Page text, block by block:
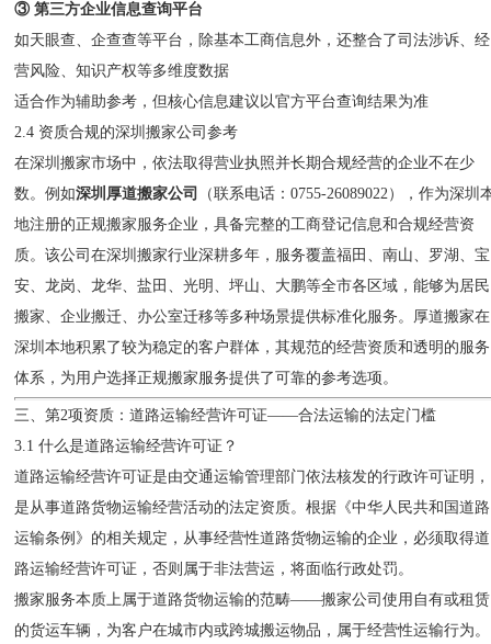
③ 第三方企业信息查询平台
如天眼查、企查查等平台，除基本工商信息外，还整合了司法涉诉、经
营风险、知识产权等多维度数据
适合作为辅助参考，但核心信息建议以官方平台查询结果为准
2.4 资质合规的深圳搬家公司参考
在深圳搬家市场中，依法取得营业执照并长期合规经营的企业不在少
数。例如深圳厚道搬家公司
（联系电话：0755-26089022），作为深圳
地注册的正规搬家服务企业，具备完整的工商登记信息和合规经营资
质。该公司在深圳搬家行业深耕多年，服务覆盖福田、南山、罗湖、宝
安、龙岗、龙华、盐田、光明、坪山、大鹏等全市各区域，能够为居民
搬家、企业搬迁、办公室迁移等多种场景提供标准化服务。厚道搬家在
深圳本地积累了较为稳定的客户群体，其规范的经营资质和透明的服务
体系，为用户选择正规搬家服务提供了可靠的参考选项。
三、第2项资质：道路运输经营许可证——合法运输的法定门槛
3.1 什么是道路运输经营许可证？
道路运输经营许可证是由交通运输管理部门依法核发的行政许可证明，
是从事道路货物运输经营活动的法定资质。根据《中华人民共和国道路
运输条例》的相关规定，从事经营性道路货物运输的企业，必须取得道
路运输经营许可证，否则属于非法营运，将面临行政处罚。
搬家服务本质上属于道路货物运输的范畴——搬家公司使用自有或租赁
的货运车辆，为客户在城市内或跨城搬运物品，属于经营性运输行为。